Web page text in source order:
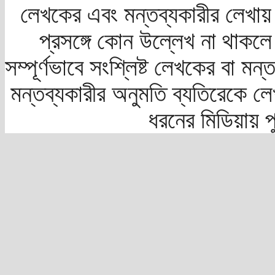
লেখকের এবং মন্তব্যকারীর
প্রসঙ্গে কোন উল্লেখ না
সম্পূর্ণভাবে সংশ্লিষ্ট লেখকের বা
মন্তব্যকারীর অনুমতি ব্যতিরেকে
ধরনের মিডিয়ায়